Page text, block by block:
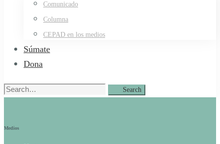
Comunicado
Columna
CEPAD en los medios
Súmate
Dona
Search
Search
Medios